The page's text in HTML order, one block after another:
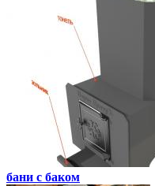
бани с баком